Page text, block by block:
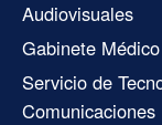
Audiovisuales
Gabinete Médico
Servicio de
Comunicaciones